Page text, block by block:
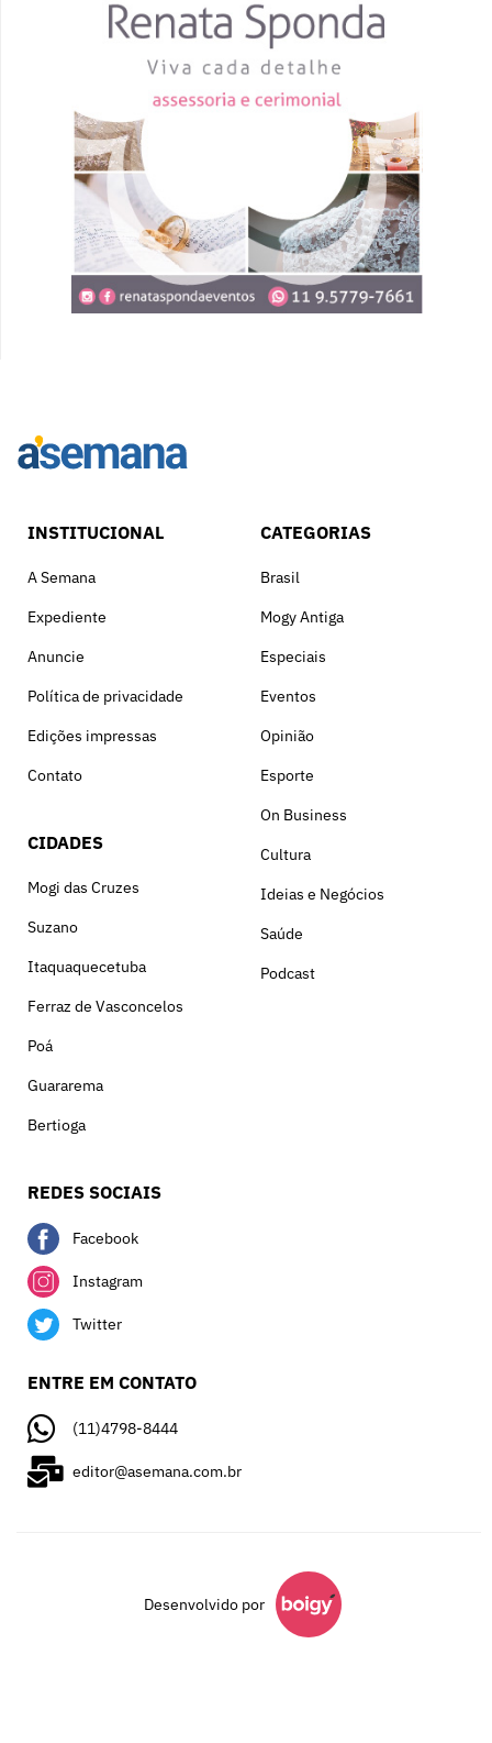
INSTITUCIONAL
A Semana
Expediente
Anuncie
Política de privacidade
Edições impressas
Contato
CIDADES
Mogi das Cruzes
Suzano
Itaquaquecetuba
Ferraz de Vasconcelos
Poá
Guararema
Bertioga
CATEGORIAS
Brasil
Mogy Antiga
Especiais
Eventos
Opinião
Esporte
On Business
Cultura
Ideias e Negócios
Saúde
Podcast
REDES SOCIAIS
Facebook
Instagram
Twitter
ENTRE EM CONTATO
(11)4798-8444
editor@asemana.com.br
Desenvolvido por